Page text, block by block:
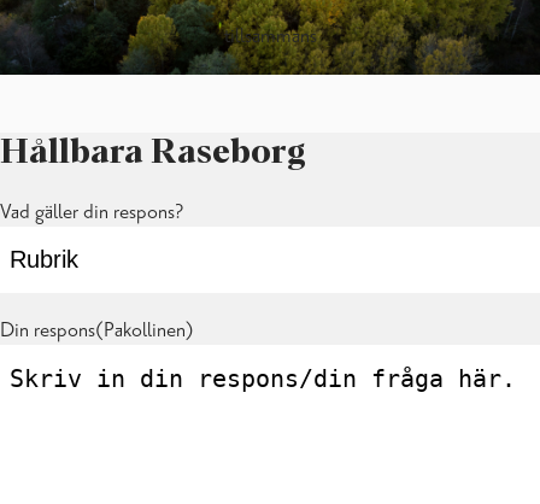
tillsammans
Hållbara Raseborg
Vad gäller din respons?
Din respons(Pakollinen)